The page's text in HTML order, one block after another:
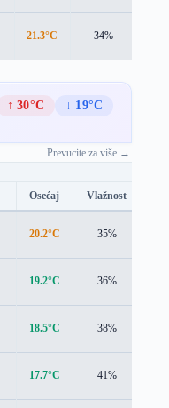
21.3°C 34%
↑ 30°C
↓ 19°C
Prevucite za više →
Osećaj Vlažnost
20.2°C 35%
19.2°C 36%
18.5°C 38%
17.7°C 41%